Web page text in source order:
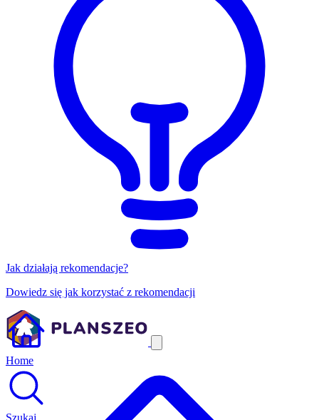
Jak działają rekomendacje?
Dowiedz się jak korzystać z rekomendacji
Home
Szukaj